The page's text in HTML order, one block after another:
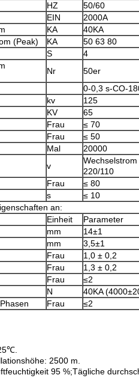
HZ
50/60
EIN
2000A
KA
40KA
(Peak) KA
50 63 80
S
4
Nr
50er
0-0,3 s-CO-
kv
125
KV
65
Frau
≤ 70
Frau
≤ 50
Mal
20000
v
220/110
Frau
≤ 80
s
≤ 10
an:
Einheit
Parameter
mm
14±1
mm
3,5±1
Frau
1,0 ± 0,2
Frau
1,3 ± 0,2
Frau
≤2
N
40KA
Frau ≤2
2500 m.
95 %;Tägliche